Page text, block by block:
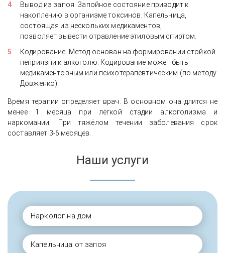
Вывод из запоя. Запойное состояние приводит к
накоплению в организме токсинов. Капельница,
состоящая из нескольких медикаментов,
позволяет вывести отравление этиловым спиртом.
Кодирование. Метод основан на формировании стойкой
неприязни к алкоголю. Кодирование может быть
медикаментозным или психотерапевтическим (по методу
Довженко).
Время терапии определяет врач. В основном она длится не
менее 1 месяца при лёгкой стадии алкоголизма и
наркомании. При тяжёлом течении заболевания срок
составляет 3-6 месяцев.
Наши услуги
Нарколог на дом
Капельница от запоя